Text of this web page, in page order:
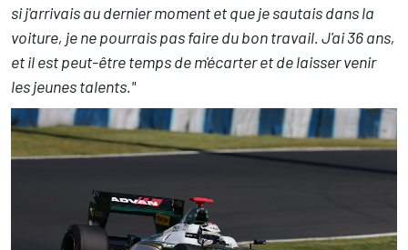
si j'arrivais au dernier moment et que je sautais dans la
voiture, je ne pourrais pas faire du bon travail. J'ai 36 ans,
et il est peut-être temps de m'écarter et de laisser venir
les jeunes talents."